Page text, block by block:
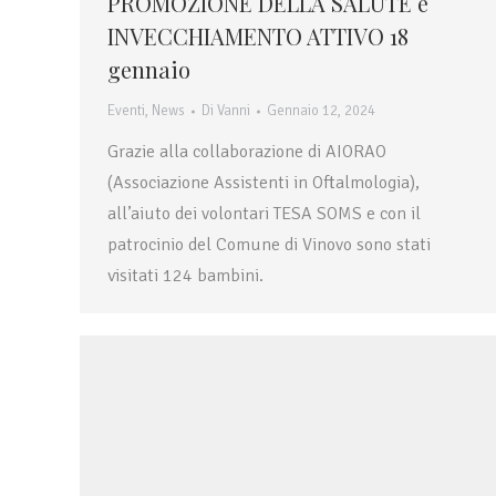
INVECCHIAMENTO ATTIVO 18
gennaio
Eventi, News Di Vanni Gennaio 12, 2024
Grazie alla collaborazione di AIORAO
(Associazione Assistenti in Oftalmologia),
all’aiuto dei volontari TESA SOMS e con il
patrocinio del Comune di Vinovo sono stati
visitati 124 bambini.